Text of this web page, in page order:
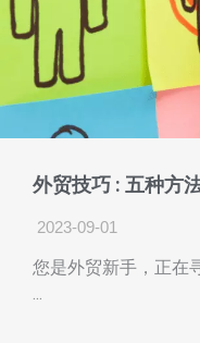
外贸技巧 : 五种方
2023-09-01
您是外贸新手，正在